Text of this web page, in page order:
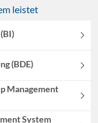
leistet
(BDE)
Management
System